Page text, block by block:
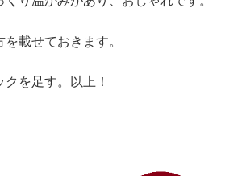
載せておきます。
を足す。以上！